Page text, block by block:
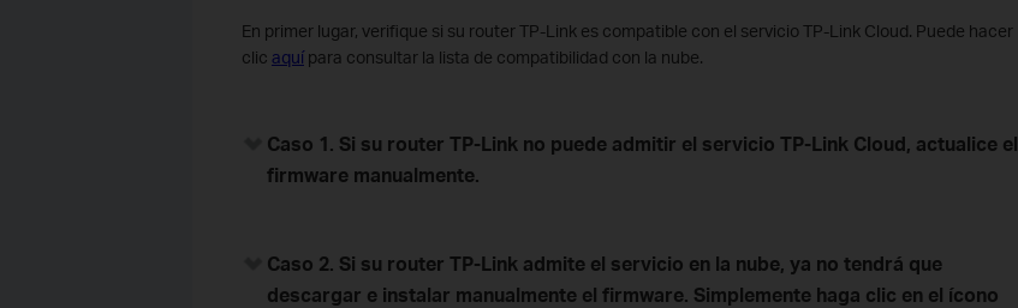
En primer lugar, verifique si su router TP-Link es compatible con el servicio TP-Link Cloud. Puede hacer
clic aquípara consultar la lista de compatibilidad con la nube.
Caso 1. Si su router TP-Link no puede admitir el servicio TP-Link Cloud, actualice el
firmware manualmente.
Caso 2. Si su router TP-Link admite el servicio en la nube, ya no tendrá que
descargar e instalar manualmente el firmware. Simplemente haga clic en el ícono